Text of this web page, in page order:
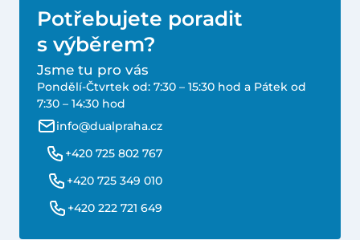
Potřebujete poradit
s výběrem?
Jsme tu pro vás
Pondělí-Čtvrtek od: 7:30 – 15:30 hod a Pátek od
7:30 – 14:30 hod
info@dualpraha.cz
+420 725 802 767
+420 725 349 010
+420 222 721 649